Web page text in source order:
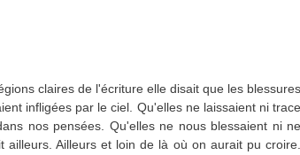
claires de l'écriture elle disait que les blessures
infligées par le ciel. Qu'elles ne laissaient ni trace
nos pensées. Qu'elles ne nous blessaient ni ne
ailleurs. Ailleurs et loin de là où on aurait pu croire.